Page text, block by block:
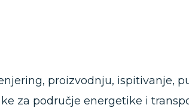
proizvodnju, ispitivanje,
za područje energetike i